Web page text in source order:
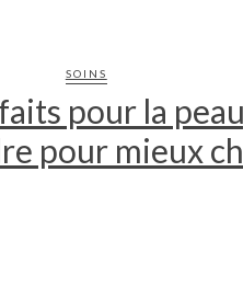
SOINS
pour la
pour mieux